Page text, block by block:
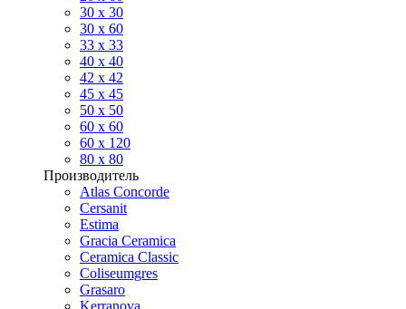
30 х 30
30 x 60
33 x 33
40 х 40
42 x 42
45 x 45
50 x 50
60 х 60
60 x 120
80 x 80
Производитель
Atlas Concorde
Cersanit
Estima
Gracia Ceramica
Ceramica Classic
Coliseumgres
Grasaro
Kerranova